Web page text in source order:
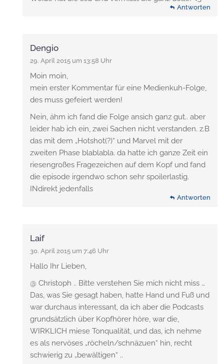
Antworten
Dengio
29. April 2015 um 13:58 Uhr
Moin moin,
mein erster Kommentar für eine Medienkuh-Folge,
des muss gefeiert werden!
Nein, ähm ich fand die Folge ansich ganz gut.. aber
leider hab ich ein, zwei Sachen nicht verstanden. z.B
das mit dem „Hotshot(?)“ und Marvel mit der
zweiten Phase blablabla. da hatte ich ganze Zeit ein
riesengroßes Fragezeichen auf dem Kopf und fand
die episode irgendwo schon sehr spoilerlastig.
INdirekt jedenfalls
Antworten
Laif
30. April 2015 um 7:46 Uhr
Hallo Ihr Lieben,
@ Christoph .. Bitte verstehen Sie mich nicht miss …
Das, was Sie gesagt haben, hatte Hand und Fuß und
war durchaus interessant, da ich aber die Podcasts
grundsätzlich über Kopfhörer höre, war die,
WIRKLICH miese Tonqualität, und das, ich nehme
es als nervöses „röcheln/schnäzuen“ hin, recht
schwierig zu „bewältigen“ ..